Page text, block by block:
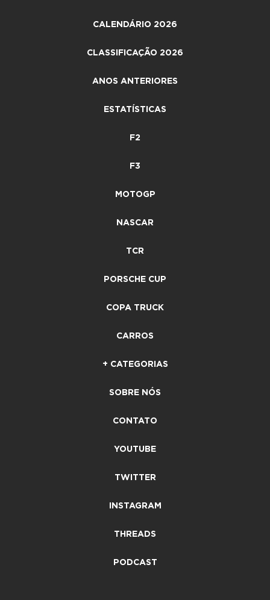
CALENDÁRIO 2026
CLASSIFICAÇÃO 2026
ANOS ANTERIORES
ESTATÍSTICAS
F2
F3
MOTOGP
NASCAR
TCR
PORSCHE CUP
COPA TRUCK
CARROS
+ CATEGORIAS
SOBRE NÓS
CONTATO
YOUTUBE
TWITTER
INSTAGRAM
THREADS
PODCAST